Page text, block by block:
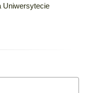
Uniwersytecie